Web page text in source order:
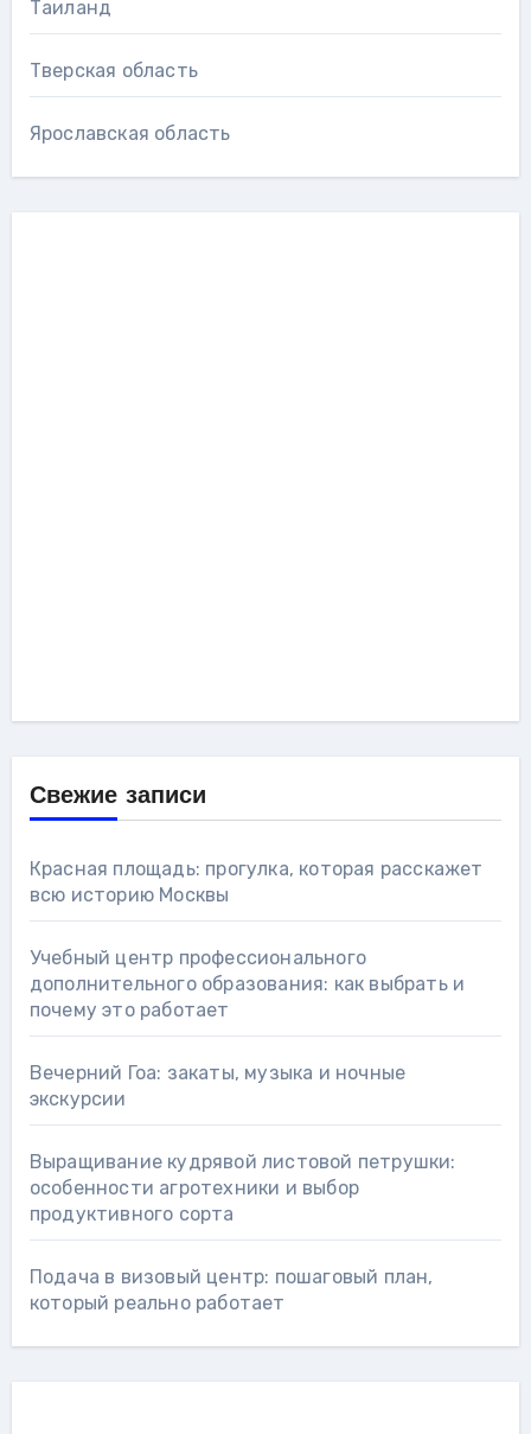
Таиланд
Тверская область
Ярославская область
Свежие записи
Красная площадь: прогулка, которая расскажет
всю историю Москвы
Учебный центр профессионального
дополнительного образования: как выбрать и
почему это работает
Вечерний Гоа: закаты, музыка и ночные
экскурсии
Выращивание кудрявой листовой петрушки:
особенности агротехники и выбор
продуктивного сорта
Подача в визовый центр: пошаговый план,
который реально работает